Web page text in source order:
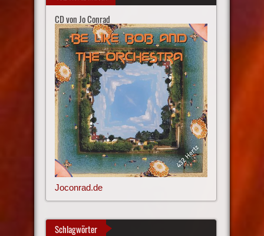
CD von Jo Conrad
Joconrad.de
Schlagwörter